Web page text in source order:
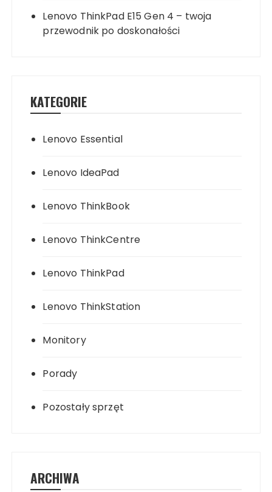
Lenovo ThinkPad E15 Gen 4 – twoja
przewodnik po doskonałości
KATEGORIE
Lenovo Essential
Lenovo IdeaPad
Lenovo ThinkBook
Lenovo ThinkCentre
Lenovo ThinkPad
Lenovo ThinkStation
Monitory
Porady
Pozostały sprzęt
ARCHIWA